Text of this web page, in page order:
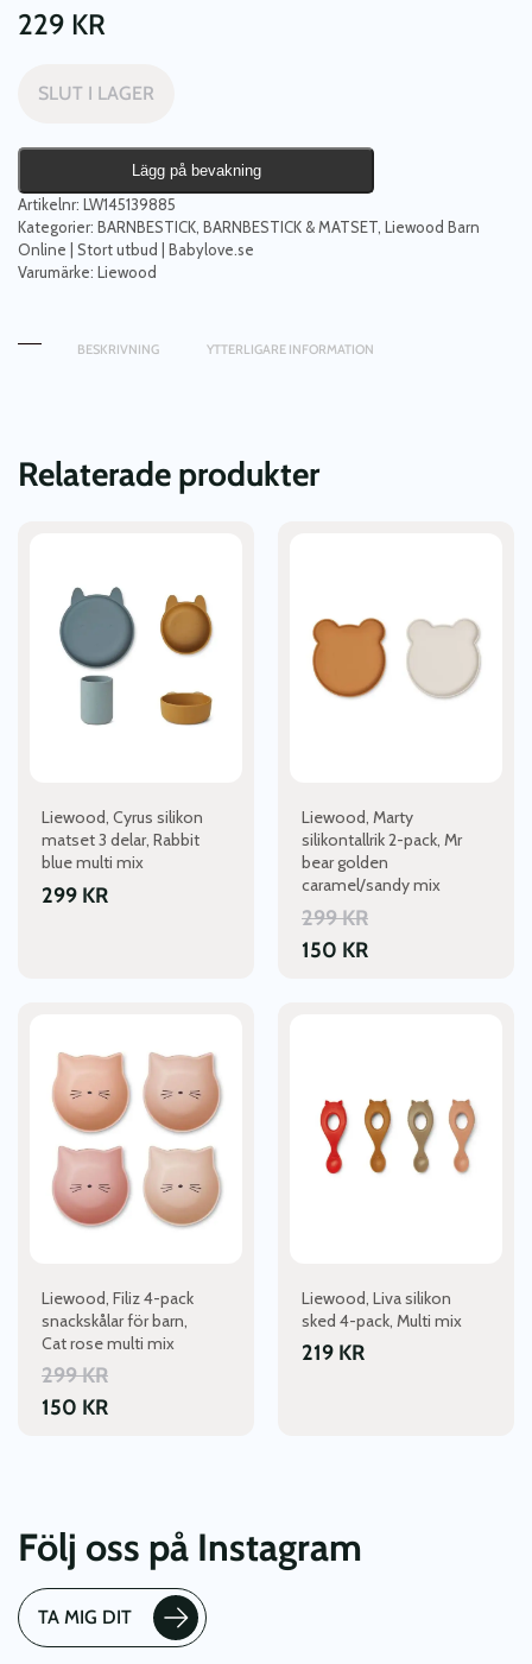
229 KR
SLUT I LAGER
Lägg på bevakning
Artikelnr: LW145139885
Kategorier: BARNBESTICK BARNBESTICK & MATSET Liewood Barn
Online | Stort utbud | Babylove.se
Varumärke: Liewood
BESKRIVNING YTTERLIGARE INFORMATION
Relaterade produkter
Liewood, Cyrus silikon
matset 3 delar, Rabbit
blue multi mix
299 KR
Liewood, Marty
silikontallrik 2-pack, Mr
bear golden
caramel/sandy mix
299KR
150 KR
Liewood, Filiz 4-pack
snackskålar för barn,
Cat rose multi mix
299KR
150 KR
Liewood, Liva silikon
sked 4-pack, Multi mix
219 KR
Följ oss på Instagram
TA MIG DIT